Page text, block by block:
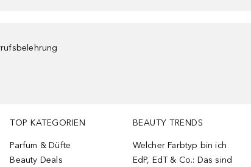
TOP KATEGORIEN
Parfum & Düfte
Beauty Deals
BEAUTY TRENDS
Welcher Farbtyp bin ich
EdP, EdT & Co.: Das sind